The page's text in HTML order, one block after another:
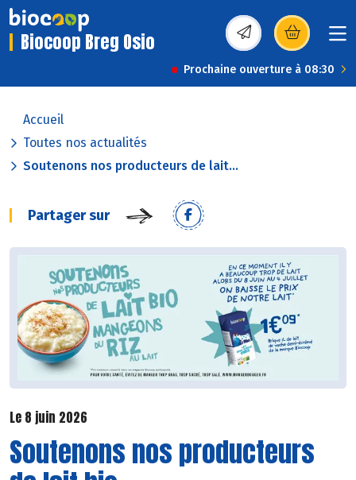
Biocoop Breg Osio (s’ouvre dans une
Prochaine ouverture à 08:30
Accueil
Toutes nos actualités
Soutenons nos producteurs de lait...
Partager sur
Le 8 juin 2026
Soutenons nos producteurs